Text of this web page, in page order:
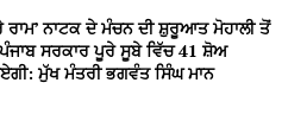
ਰਾਮ’ ਨਾਟਕ ਦੇ ਮੰਚਨ ਦੀ ਸ਼ੁਰੂਆਤ ਮੋਹਾਲੀ ਤੋਂ
ਸਰਕਾਰ ਪੂਰੇ ਸੂਬੇ ਵਿੱਚ 41 ਸ਼ੋਅ
ਮੁੱਖ ਮੰਤਰੀ ਭਗਵੰਤ ਸਿੰਘ ਮਾਨ